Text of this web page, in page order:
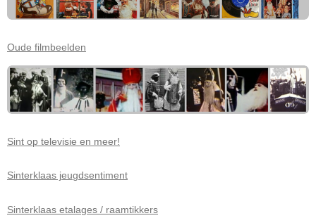
Oude filmbeelden
Sint op televisie en meer!
Sinterklaas jeugdsentiment
Sinterklaas etalages / raamtikkers